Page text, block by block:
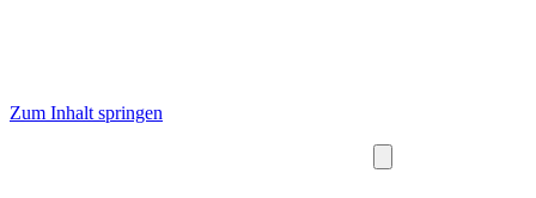
Zum Inhalt springen
schließen